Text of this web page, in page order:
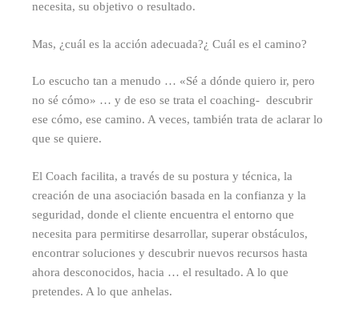
necesita, su objetivo o resultado.
Mas, ¿cuál es la acción adecuada?¿ Cuál es el camino?
Lo escucho tan a menudo … «Sé a dónde quiero ir, pero
no sé cómo» … y de eso se trata el coaching- descubrir
ese cómo, ese camino. A veces, también trata de aclarar lo
que se quiere.
El Coach facilita, a través de su postura y técnica, la
creación de una asociación basada en la confianza y la
seguridad, donde el cliente encuentra el entorno que
necesita para permitirse desarrollar, superar obstáculos,
encontrar soluciones y descubrir nuevos recursos hasta
ahora desconocidos, hacia … el resultado. A lo que
pretendes. A lo que anhelas.